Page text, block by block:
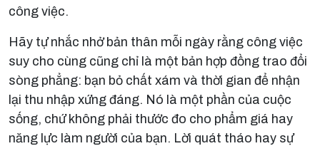
công việc.
Hãy tự nhắc nhở bản thân mỗi ngày rằng công việc
suy cho cùng cũng chỉ là một bản hợp đồng trao đổi
sòng phẳng: bạn bỏ chất xám và thời gian để nhận
lại thu nhập xứng đáng. Nó là một phần của cuộc
sống, chứ không phải thước đo cho phẩm giá hay
năng lực làm người của bạn. Lời quát tháo hay sự